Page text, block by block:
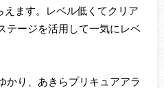
ます。レベル低くてクリア
テージを活用して一気にレベ
かり、あきらプリキュアアラ